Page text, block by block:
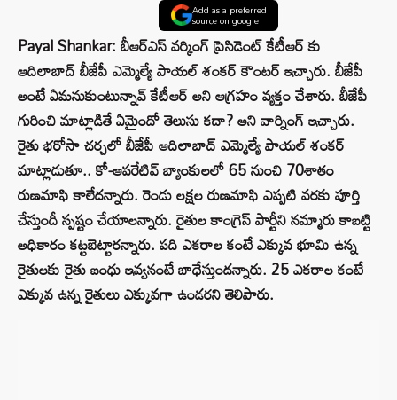
Add as a preferred
source on google
Payal Shankar: బీఆర్ఎస్ వర్కింగ్ ప్రెసిడెంట్ కేటీఆర్ కు
ఆదిలాబాద్ బీజేపీ ఎమ్మెల్యే పాయల్ శంకర్ కౌంటర్ ఇచ్చారు. బీజేపీ
అంటే ఏమనుకుంటున్నావ్ కేటీఆర్ అని ఆగ్రహం వ్యక్తం చేశారు. బీజేపీ
గురించి మాట్లాడితే ఏమైందో తెలుసు కదా? అని వార్నింగ్ ఇచ్చారు.
రైతు భరోసా చర్చలో బీజేపీ ఆదిలాబాద్ ఎమ్మెల్యే పాయల్ శంకర్
మాట్లాడుతూ.. కో-ఆపరేటివ్ బ్యాంకులలో 65 నుంచి 70శాతం
రుణమాఫి కాలేదన్నారు. రెండు లక్షల రుణమాఫి ఎప్పటి వరకు పూర్తి
చేస్తుందీ స్పష్టం చేయాలన్నారు. రైతుల కాంగ్రెస్ పార్టీని నమ్మారు కాబట్టి
అధికారం కట్టబెట్టారన్నారు. పది ఎకరాల కంటే ఎక్కువ భూమి ఉన్న
రైతులకు రైతు బంధు ఇవ్వనంటే బాధేస్తుందన్నారు. 25 ఎకరాల కంటే
ఎక్కువ ఉన్న రైతులు ఎక్కువగా ఉండరని తెలిపారు.